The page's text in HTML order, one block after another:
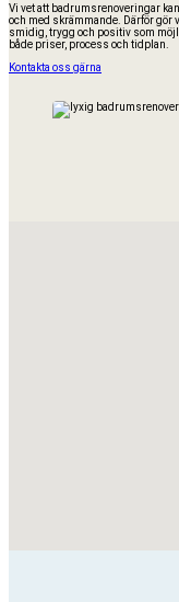
Vi vet att badrumsrenoveringar
och med skrämmande. Därför gör
smidig, trygg och positiv som
både priser, process och tidplan.
Kontakta oss gärna